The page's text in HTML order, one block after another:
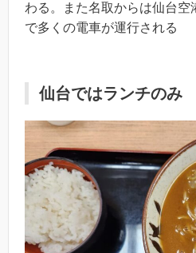
わる。また名取からは仙台
で多くの電車が運行される
仙台ではランチのみ